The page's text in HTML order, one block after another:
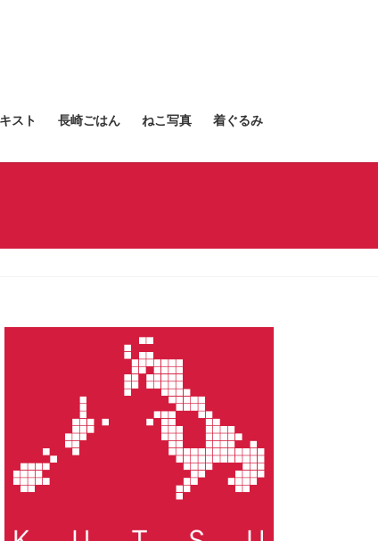
スト 長崎ごはん ねこ写真 着ぐるみ